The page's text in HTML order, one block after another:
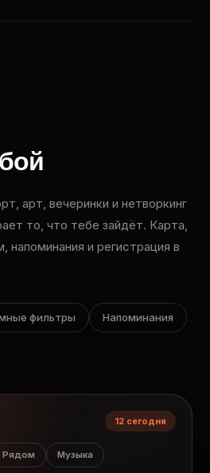
арт, вечеринки и нетворкинг
то, что тебе зайдёт. Карта,
напоминания и регистрация в
фильтры Напоминания
12 сегодня
Рядом Музыка